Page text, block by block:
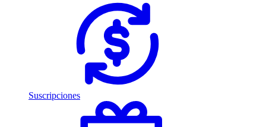
Suscripciones